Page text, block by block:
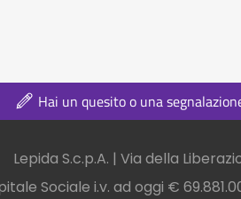
Hai un quesito o una
footer
Lepida S.c.p.A. | Via della
Sociale i.v. ad oggi €